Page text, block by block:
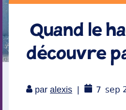
Quand le
découvre
paralexis 7 sep